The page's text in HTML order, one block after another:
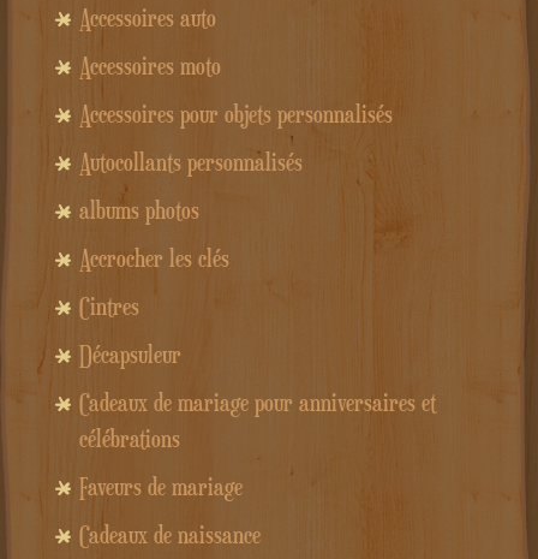
Accessoires auto
Accessoires moto
Accessoires pour objets personnalisés
Autocollants personnalisés
albums photos
Accrocher les clés
Cintres
Décapsuleur
Cadeaux de mariage pour anniversaires et
célébrations
Faveurs de mariage
Cadeaux de naissance